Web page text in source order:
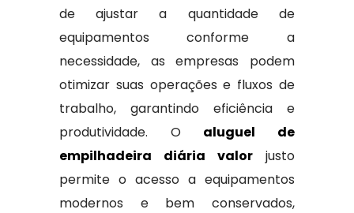
de ajustar a quantidade de
equipamentos conforme a
necessidade, as empresas podem
otimizar suas operações e fluxos de
trabalho, garantindo eficiência e
produtividade. O aluguel de
empilhadeira diária valor justo
permite o acesso a equipamentos
modernos e bem conservados,